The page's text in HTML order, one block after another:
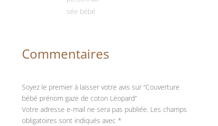
Commentaires
Soyez le premier à laisser votre avis sur “Couverture
bébé prénom gaze de coton Léopard”
Votre adresse e-mail ne sera pas publiée. Les champs
obligatoires sont indiqués avec *